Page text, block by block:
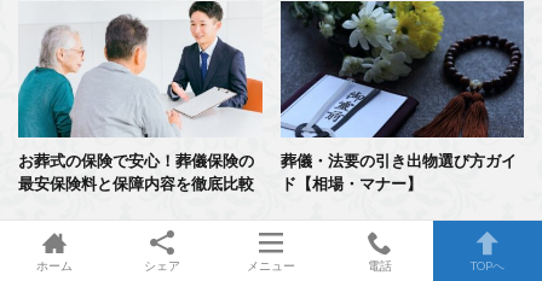
お葬式の保険で安心！葬儀保険の
最安保険料と保障内容を徹底比較
葬儀・法要の引き出物選び方ガイ
ド【相場・マナー】
ホーム シェア メニュー 電話 TOPへ